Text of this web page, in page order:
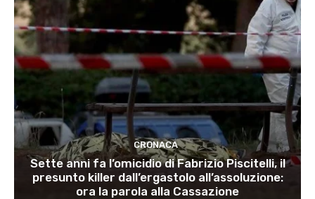
CRONACA
Sette anni fa l’omicidio di Fabrizio Piscitelli, il
presunto killer dall’ergastolo all’assoluzione:
ora la parola alla Cassazione